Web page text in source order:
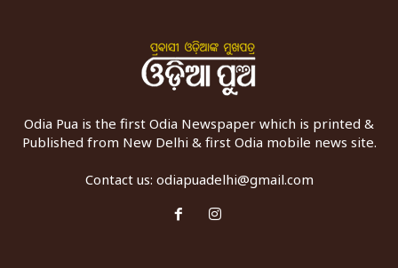
Odia Pua is the first Odia Newspaper which is printed &
Published from New Delhi & first Odia mobile news site.
Contact us: odiapuadelhi@gmail.com